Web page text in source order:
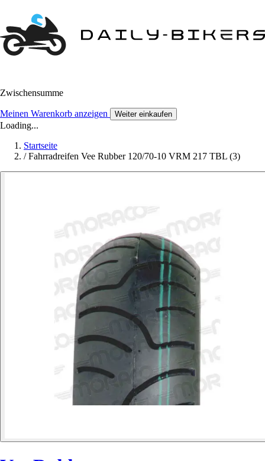
Zwischensumme
Meinen Warenkorb anzeigen Weiter einkaufen
Loading...
Startseite
/ Fahrradreifen Vee Rubber 120/70-10 VRM 217 TBL (3)